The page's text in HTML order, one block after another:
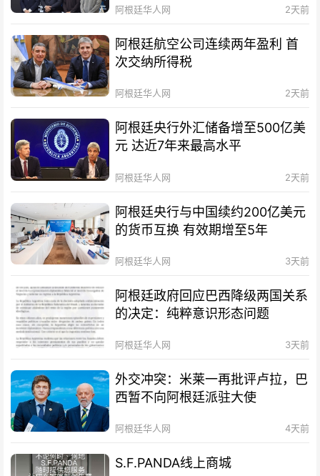
阿根廷华人网 2天前
阿根廷航空公司连续两年盈利 首
次交纳所得税
阿根廷华人网 2天前
阿根廷央行外汇储备增至500亿美
元 达近7年来最高水平
阿根廷华人网 2天前
阿根廷央行与中国续约200亿美元
的货币互换 有效期增至5年
阿根廷华人网 3天前
阿根廷政府回应巴西降级两国关系
的决定：纯粹意识形态问题
阿根廷华人网 3天前
外交冲突：米莱一再批评卢拉，巴
西暂不向阿根廷派驻大使
阿根廷华人网 4天前
S.F.PANDA线上商城